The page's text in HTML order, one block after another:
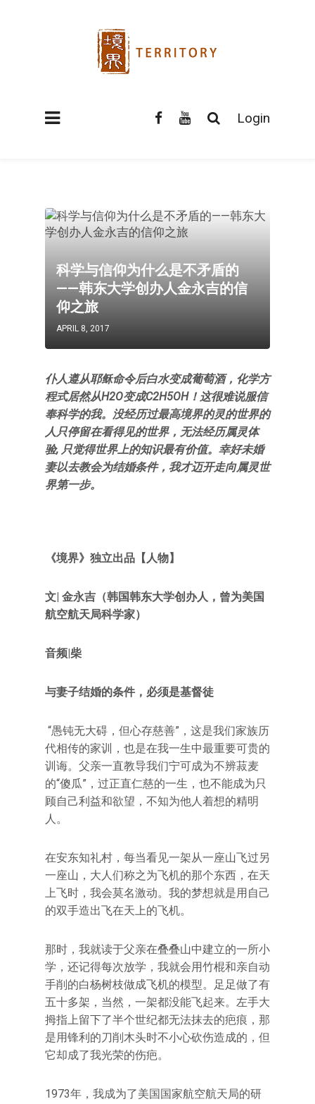
Login
科学与信仰为什么是不矛盾的
——韩东大学创办人金永吉的信
仰之旅
APRIL 8, 2017
仆人遵从耶稣命令后白水变成葡萄酒，化学方
程式居然从H2O变成C2H5OH！这很难说服信
奉科学的我。没经历过最高境界的灵的世界的
人只停留在看得见的世界，无法经历属灵体
验, 只觉得世界上的知识最有价值。幸好未婚
妻以去教会为结婚条件，我才迈开走向属灵世
界第一步。
《境界》独立出品【人物】
文| 金永吉（韩国韩东大学创办人，曾为美国
航空航天局科学家）
音频|柴
与妻子结婚的条件，必须是基督徒
“愚钝无大碍，但心存慈善”，这是我们家族历
代相传的家训，也是在我一生中最重要可贵的
训诲。父亲一直教导我们宁可成为不辨菽麦
的“傻瓜”，过正直仁慈的一生，也不能成为只
顾自己利益和欲望，不知为他人着想的精明
人。
在安东知礼村，每当看见一架从一座山飞过另
一座山，大人们称之为飞机的那个东西，在天
上飞时，我会莫名激动。我的梦想就是用自己
的双手造出飞在天上的飞机。
那时，我就读于父亲在叠叠山中建立的一所小
学，还记得每次放学，我就会用竹棍和亲自动
手削的白杨树枝做成飞机的模型。足足做了有
五十多架，当然，一架都没能飞起来。左手大
拇指上留下了半个世纪都无法抹去的疤痕，那
是用锋利的刀削木头时不小心砍伤造成的，但
它却成了我光荣的伤疤。
1973年，我成为了美国国家航空航天局的研